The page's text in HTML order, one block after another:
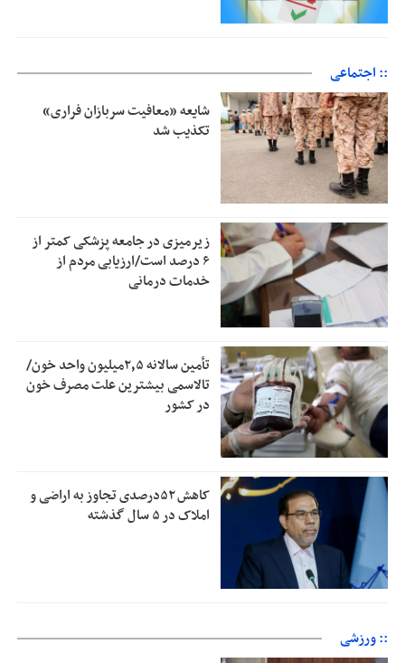
:: اجتماعی
شایعه «معافیت سربازان فراری»
تکذیب شد
زیرمیزی در جامعه پزشکی کمتر از
۶ درصد است/ارزیابی مردم از
خدمات درمانی
تأمین سالانه ۲٫۵میلیون واحد خون/
تالاسمی بیشترین علت مصرف‌ خون
در کشور
کاهش ۵۲درصدی تجاوز به اراضی و
املاک در ۵ سال گذشته
:: ورزشی